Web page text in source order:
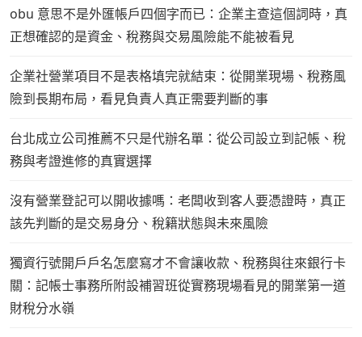
obu 意思不是外匯帳戶四個字而已：企業主查這個詞時，真
正想確認的是資金、稅務與交易風險能不能被看見
企業社營業項目不是表格填完就結束：從開業現場、稅務風
險到長期布局，看見負責人真正需要判斷的事
台北成立公司推薦不只是代辦名單：從公司設立到記帳、稅
務與考證進修的真實選擇
沒有營業登記可以開收據嗎：老闆收到客人要憑證時，真正
該先判斷的是交易身分、稅籍狀態與未來風險
獨資行號開戶戶名怎麼寫才不會讓收款、稅務與往來銀行卡
關：記帳士事務所附設補習班從實務現場看見的開業第一道
財稅分水嶺